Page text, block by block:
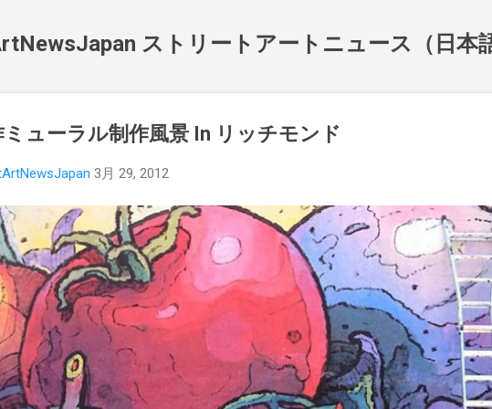
ストリートアートニュース（日本
ューラル制作風景 In リッチモンド
3月 29, 2012